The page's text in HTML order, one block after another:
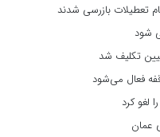
تعطیلات بازرسی شدند
شود
تکلیف شد
فعال می‌شود
لغو کرد
عمان